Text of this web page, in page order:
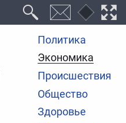
Политика
Экономика
Происшествия
Общество
Здоровье